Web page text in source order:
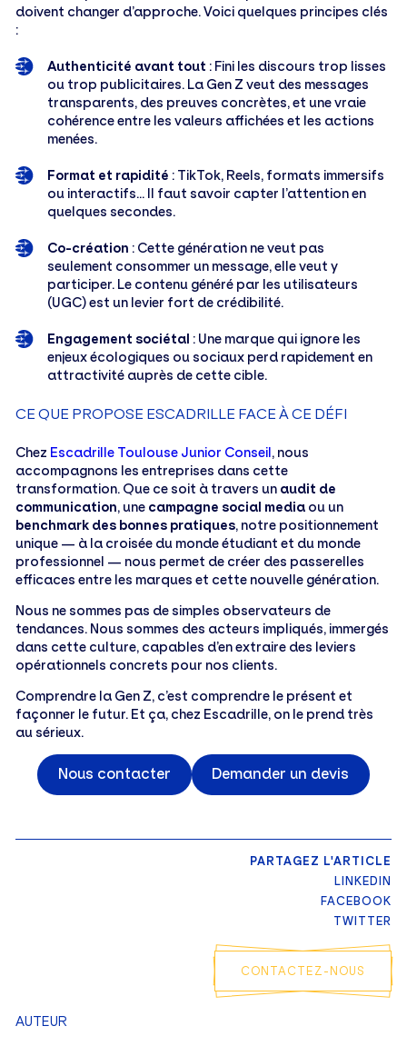
doivent changer d’approche. Voici quelques principes clés
:
Authenticité avant tout : Fini les discours trop lisses
ou trop publicitaires. La Gen Z veut des messages
transparents, des preuves concrètes, et une vraie
cohérence entre les valeurs affichées et les actions
menées.
Format et rapidité : TikTok, Reels, formats immersifs
ou interactifs… Il faut savoir capter l’attention en
quelques secondes.
Co-création : Cette génération ne veut pas
seulement consommer un message, elle veut y
participer. Le contenu généré par les utilisateurs
(UGC) est un levier fort de crédibilité.
Engagement sociétal : Une marque qui ignore les
enjeux écologiques ou sociaux perd rapidement en
attractivité auprès de cette cible.
CE QUE PROPOSE ESCADRILLE FACE À CE DÉFI
Chez Escadrille Toulouse Junior Conseil, nous
accompagnons les entreprises dans cette
transformation. Que ce soit à travers un audit de
communication, une campagne social media ou un
benchmark des bonnes pratiques, notre positionnement
unique — à la croisée du monde étudiant et du monde
professionnel — nous permet de créer des passerelles
efficaces entre les marques et cette nouvelle génération.
Nous ne sommes pas de simples observateurs de
tendances. Nous sommes des acteurs impliqués, immergés
dans cette culture, capables d’en extraire des leviers
opérationnels concrets pour nos clients.
Comprendre la Gen Z, c’est comprendre le présent et
façonner le futur. Et ça, chez Escadrille, on le prend très
au sérieux.
Nous contacter Demander un devis
PARTAGEZ L'ARTICLE
LINKEDIN
FACEBOOK
TWITTER
CONTACTEZ-NOUS
AUTEUR